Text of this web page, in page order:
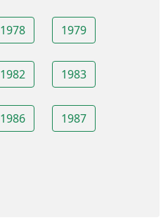
1978 1979
1982 1983
1986 1987